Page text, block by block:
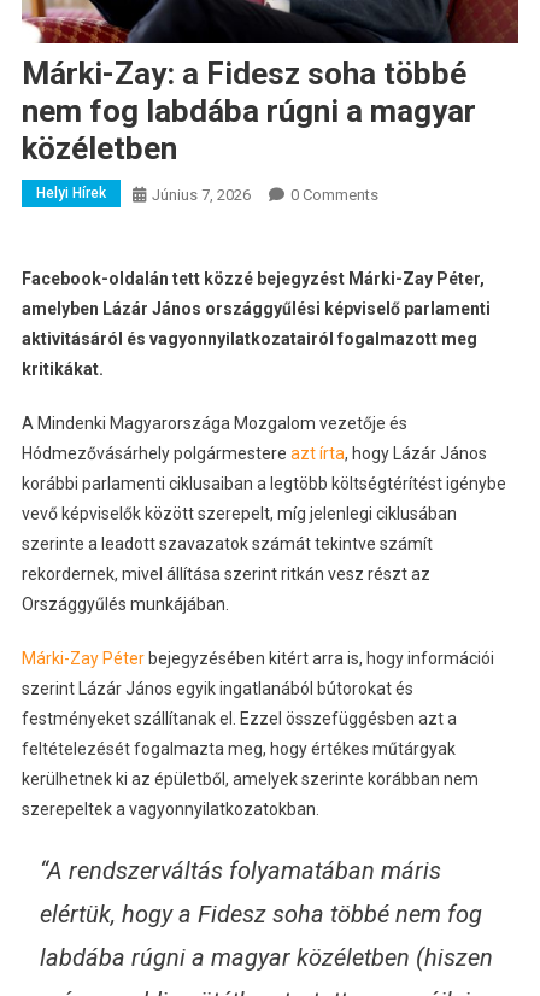
Márki-Zay: a Fidesz soha többé
nem fog labdába rúgni a magyar
közéletben
Helyi Hírek Június 7, 2026 0 Comments
Facebook-oldalán tett közzé bejegyzést Márki-Zay Péter,
amelyben Lázár János országgyűlési képviselő parlamenti
aktivitásáról és vagyonnyilatkozatairól fogalmazott meg
kritikákat.
A Mindenki Magyarországa Mozgalom vezetője és
Hódmezővásárhely polgármestere azt írta, hogy Lázár János
korábbi parlamenti ciklusaiban a legtöbb költségtérítést igénybe
vevő képviselők között szerepelt, míg jelenlegi ciklusában
szerinte a leadott szavazatok számát tekintve számít
rekordernek, mivel állítása szerint ritkán vesz részt az
Országgyűlés munkájában.
Márki-Zay Péterbejegyzésében kitért arra is, hogy információi
szerint Lázár János egyik ingatlanából bútorokat és
festményeket szállítanak el. Ezzel összefüggésben azt a
feltételezését fogalmazta meg, hogy értékes műtárgyak
kerülhetnek ki az épületből, amelyek szerinte korábban nem
szerepeltek a vagyonnyilatkozatokban.
“A rendszerváltás folyamatában máris
elértük, hogy a Fidesz soha többé nem fog
labdába rúgni a magyar közéletben (hiszen